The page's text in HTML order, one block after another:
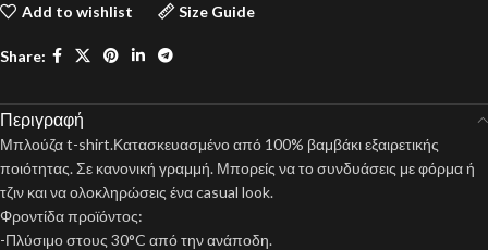
Add to wishlist Size Guide
Share:
Περιγραφή
Μπλούζα t-shirt.Κατασκευασμένο από 100% βαμβάκι εξαιρετικής
ποιότητας. Σε κανονική γραμμή. Μπορείς να το συνδυάσεις με φόρμα ή
τζιν και να ολοκληρώσεις ένα casual look.
Φροντίδα προϊόντος:
-Πλύσιμο στους 30°C από την ανάποδη.